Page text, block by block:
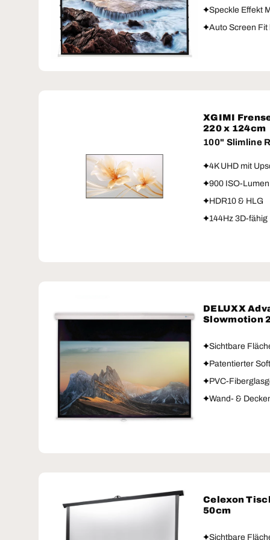
Speckle Effekt
Auto Screen Fit
XGIMI
220 x 124cm
100" Slimline
4K UHD mit
900 ISO-Lumen
HDR10 & HLG
144Hz 3D-fähig
DELUXX
Slowmotion
Sichtbare
Patentierter
PVC-
Wand- &
Celexon
50cm
Sichtbare